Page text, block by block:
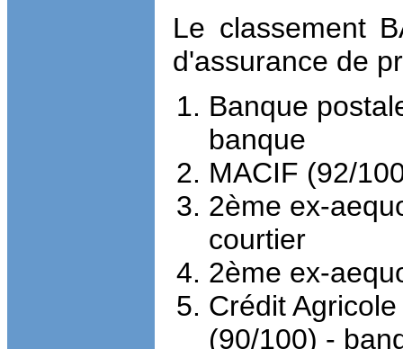
Le classement
d'assurance de
Banque
banque
MACIF (92/
2ème ex-
courtier
2ème ex-
Crédit
(90/100) -